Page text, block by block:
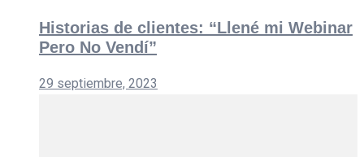
Historias de clientes: “Llené mi Webinar
Pero No Vendí”
29 septiembre, 2023